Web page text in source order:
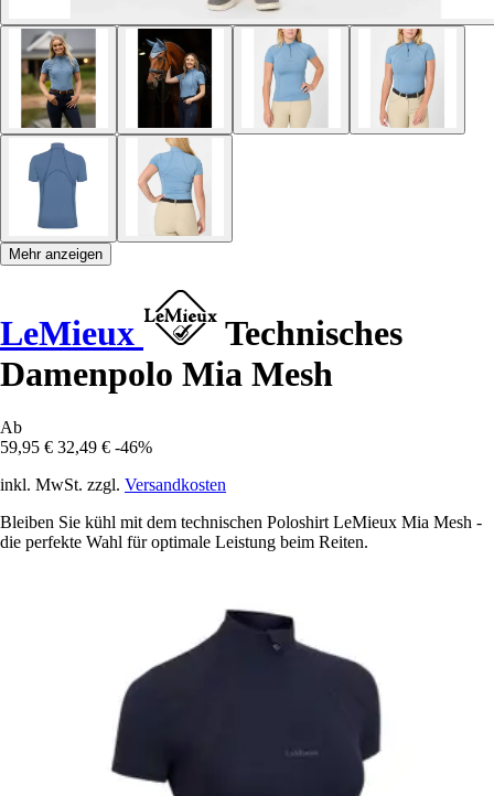
Mehr anzeigen
LeMieux
Technisches
Damenpolo Mia Mesh
Ab
59,95 € 32,49 € -46%
inkl. MwSt. zzgl. Versandkosten
Bleiben Sie kühl mit dem technischen Poloshirt LeMieux Mia Mesh -
die perfekte Wahl für optimale Leistung beim Reiten.